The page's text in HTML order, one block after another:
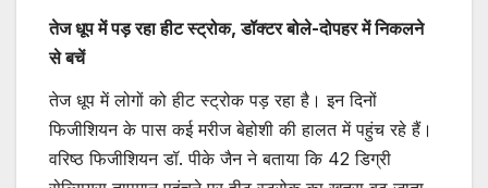
तेज धूप में पड़ रहा हीट स्ट्रोक, डॉक्टर बोले-दोपहर में निकलने
से बचें
तेज धूप में लोगों को हीट स्ट्रोक पड़ रहा है। इन दिनों
फिजीशियन के पास कई मरीज बेहोशी की हालत में पहुंच रहे हैं।
वरिष्ठ फिजीशियन डॉ. पीके जैन ने बताया कि 42 डिग्री